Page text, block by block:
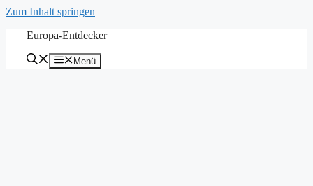
Zum Inhalt springen
Europa-Entdecker
Menü